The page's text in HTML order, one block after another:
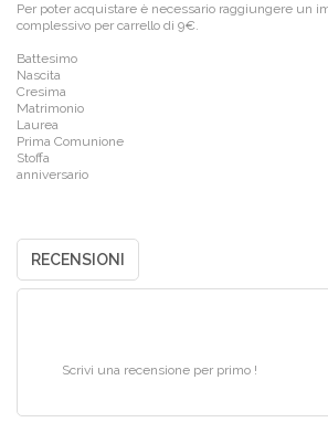
Per poter acquistare è necessario raggiungere un
complessivo per carrello di 9€.
Battesimo
Nascita
Cresima
Matrimonio
Laurea
Prima Comunione
Stoffa
anniversario
RECENSIONI
Scrivi una recensione per primo !